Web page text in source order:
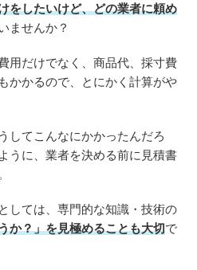
をしたいけど、どの業者に頼め
ませんか？
用だけでなく、商品代、採寸費
かかるので、とにかく計算がや
してこんなにかかったんだろ
うに、業者を決める前に見積書
しては、専門的な知識・技術の
か？」を見極めることも大切で